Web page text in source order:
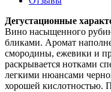
Дегустационные
Вино насыщенного
бликами. Аромат
смородины, ежевики и
раскрывается нотками
легкими нюансами
хорошей кислотностью.